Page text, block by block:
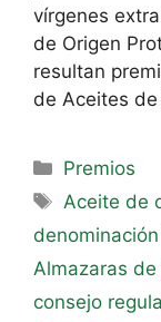
vírgenes
de Origen
resultan
de Aceites
Premios
Aceite de
Almazaras
consejo